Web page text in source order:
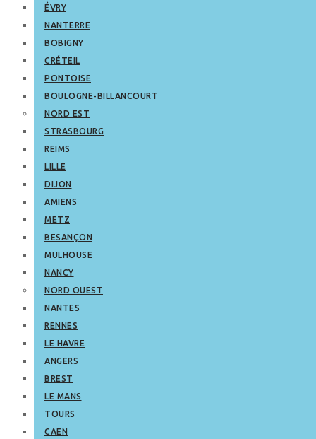
ÉVRY
NANTERRE
BOBIGNY
CRÉTEIL
PONTOISE
BOULOGNE-BILLANCOURT
NORD EST
STRASBOURG
REIMS
LILLE
DIJON
AMIENS
METZ
BESANÇON
MULHOUSE
NANCY
NORD OUEST
NANTES
RENNES
LE HAVRE
ANGERS
BREST
LE MANS
TOURS
CAEN